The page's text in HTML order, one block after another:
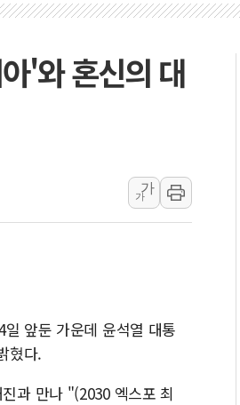
추미애, '위안부' 피해자 기
인천서 말다툼 중 어머니 흉
'화합' 꺼낸 김민석에 '뻔뻔'
中 전방위 아파트 부양, 수도
인제 용대리 계곡서 수위 상
폭염에 車 운전면허 기능시
'와 혼신의 대
가
가
앞둔 가운데 윤석열 대통
혔다.
과 만나 "(2030 엑스포 최